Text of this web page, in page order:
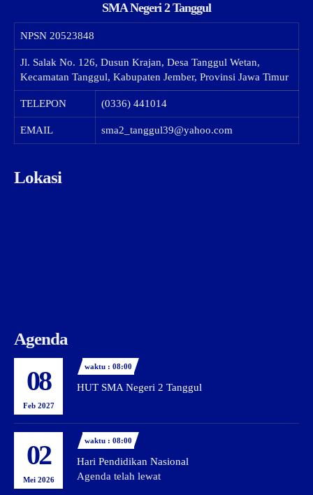
SMA Negeri 2 Tanggul
NPSN 20523848
Jl. Salak No. 126, Dusun Krajan, Desa Tanggul Wetan,
Kecamatan Tanggul, Kabupaten Jember, Provinsi Jawa Timur
TELEPON (0336) 441014
EMAIL sma2_tanggul39@yahoo.com
Lokasi
Agenda
08
Feb 2027
waktu : 08:00
HUT SMA Negeri 2 Tanggul
02
Mei 2026
waktu : 08:00
Hari Pendidikan Nasional
Agenda telah lewat